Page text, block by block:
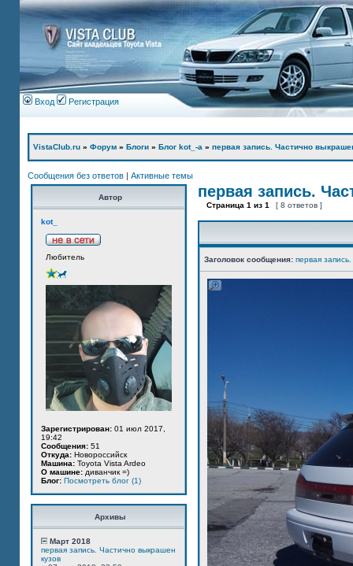
Вход Регистрация
VistaClub.ru » Форум » Блоги » Блог kot_-а » первая запись. Частично
Сообщения без ответов | Активные темы
Автор
kot_
Любитель
Зарегистрирован: 01 июл 2017,
19:42
Сообщения: 51
Откуда: Новороссийск
Машина: Toyota Vista Ardeo
О машине: диванчик =)
Блог: Посмотреть блог (1)
Архивы
Март 2018
первая запись. Частично выкрашен
кузов
первая запись.
Страница 1 из 1 [ 8 ответов ]
Заголовок сообщения: первая